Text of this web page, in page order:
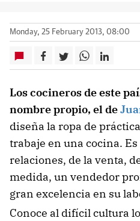
Monday, 25 February 2013, 08:00
Los cocineros de este
nombre propio, el de
diseña la ropa de
trabaje en una cocina.
relaciones, de la venta,
medida, un vendedor
gran excelencia en su
Conoce al difícil cultura